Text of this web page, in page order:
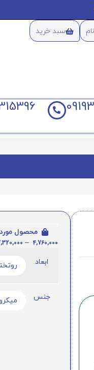
سبد خرید
محصول مورد
4,760,000
–
ابعاد
جنس